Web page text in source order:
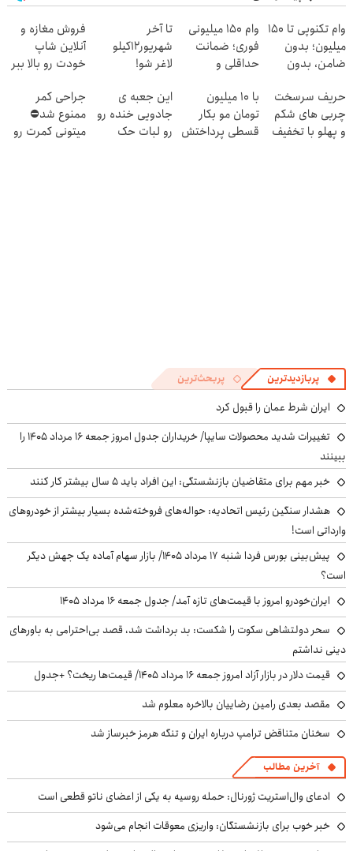
وام تکنوپی تا ۱۵۰
میلیون؛ بدون
ضامن، بدون
وام ۱۵۰ میلیونی
فوری؛ ضمانت
حداقلی و
دوساله
تا آخر
شهریور12کیلو
لاغر شو!
فروش مغازه و
آنلاین شاپ
خودت رو بالا ببر
حریف سرسخت
چربی های شکم
و پهلو با تخفیف
با 10 میلیون
تومان مو بکار
قسطی پرداختش
این جعبه ی
جادویی خنده رو
رو لبات حک
جراحی کمر
ممنوع شد⛔
میتونی کمرت رو
پربازدیدترین پربحث‌ترین
ایران شرط عمان را قبول کرد
تغییرات شدید محصولات سایپا/ خریداران جدول امروز جمعه ۱۶ مرداد ۱۴۰۵ را
ببینند
خبر مهم برای متقاضیان بازنشستگی: این افراد باید ۵ سال بیشتر کار کنند
هشدار سنگین رئیس اتحادیه: حواله‌های فروخته‌شده بسیار بیشتر از خودروهای
وارداتی است!
پیش‌بینی بورس فردا شنبه ۱۷ مرداد ۱۴۰۵/ بازار سهام آماده یک جهش دیگر
است؟
ایران‌خودرو امروز با قیمت‌های تازه آمد/ جدول جمعه ۱۶ مرداد ۱۴۰۵
سحر دولتشاهی سکوت را شکست: بد برداشت شد، قصد بی‌احترامی به باورهای
دینی نداشتم
قیمت دلار در بازار آزاد امروز جمعه ۱۶ مرداد ۱۴۰۵/ قیمت‌ها ریخت؟ +جدول
مقصد بعدی رامین رضاییان بالاخره معلوم شد
سخنان متناقض ترامپ درباره ایران و تنگه هرمز خبرساز شد
آخرین مطالب
ادعای وال‌استریت ژورنال: حمله روسیه به یکی از اعضای ناتو قطعی است
خبر خوب برای بازنشستگان: واریزی معوقات انجام می‌شود